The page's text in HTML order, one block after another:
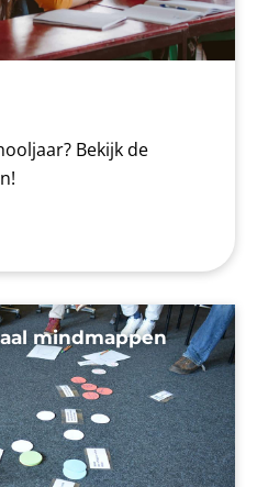
Bekijk de
mindmappen